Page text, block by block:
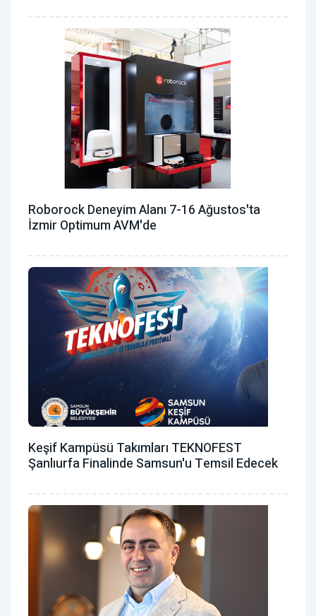
Roborock Deneyim Alanı 7-16 Ağustos'ta
İzmir Optimum AVM'de
Keşif Kampüsü Takımları TEKNOFEST
Şanlıurfa Finalinde Samsun'u Temsil Edecek